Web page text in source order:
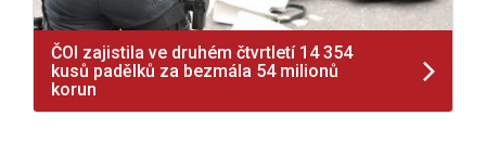
ČOI zajistila ve druhém čtvrtletí 14 354
kusů padělků za bezmála 54 milionů
korun